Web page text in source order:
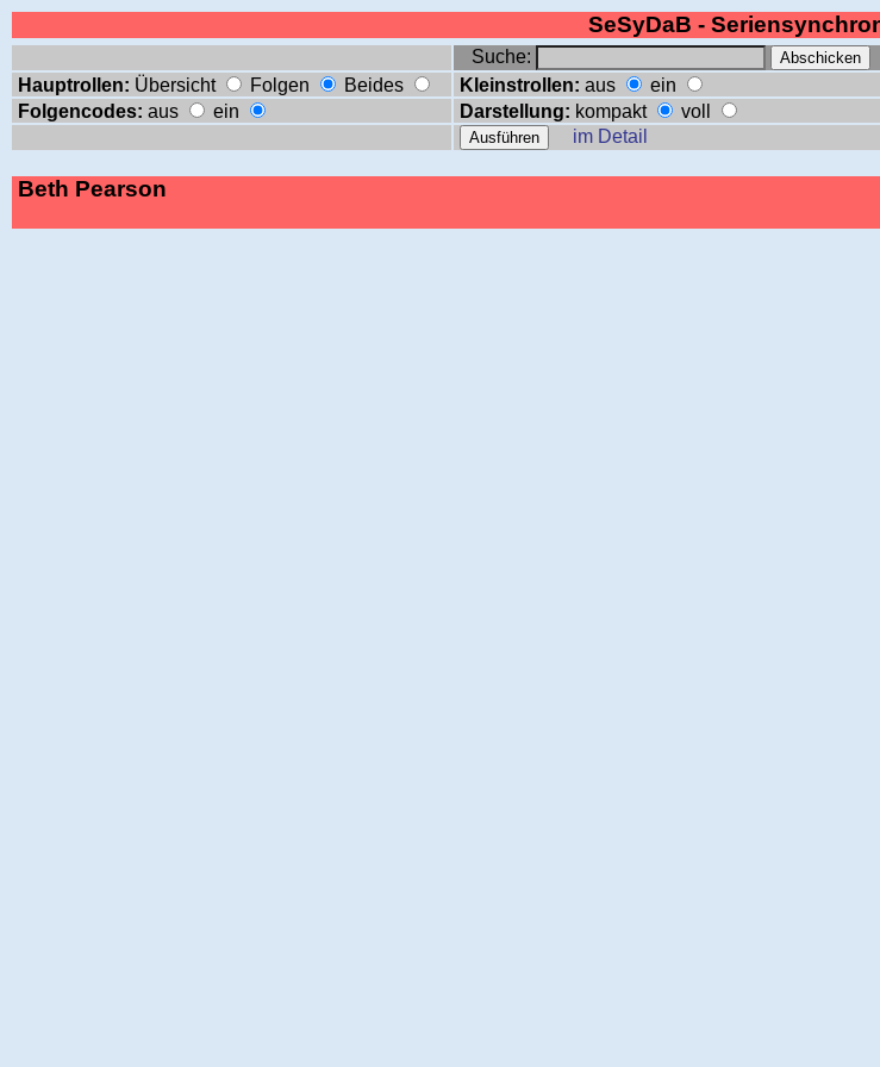
SeSyDaB -
Suche:
Hauptrollen: Übersicht Folgen Beides Kleinstrollen: aus ein
Folgencodes: aus ein Darstellung: kompakt voll
im Detail
Beth Pearson